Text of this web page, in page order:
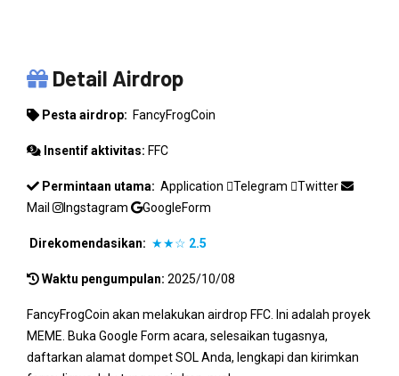
Detail Airdrop
Pesta airdrop: FancyFrogCoin
Insentif aktivitas: FFC
Permintaan utama: Application Telegram
Twitter
Mail
Ingstagram GoogleForm
Direkomendasikan: ★★☆ 2.5
Waktu pengumpulan: 2025/10/08
FancyFrogCoin akan melakukan airdrop FFC. Ini adalah proyek
MEME. Buka Google Form acara, selesaikan tugasnya,
daftarkan alamat dompet SOL Anda, lengkapi dan kirimkan